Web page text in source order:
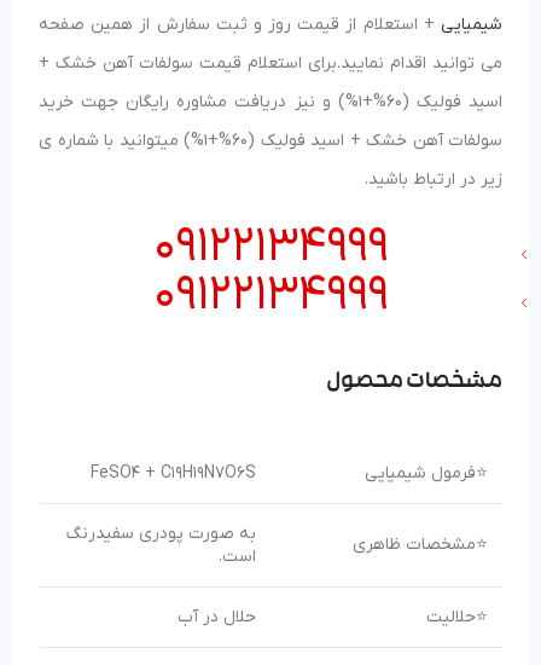
شیمیایی + استعلام از قیمت روز و ثبت سفارش از همین صفحه
می توانید اقدام نمایید.برای استعلام قیمت سولفات آهن خشک +
اسید فولیک (60%+1%) و نیز دریافت مشاوره رایگان جهت خرید
سولفات آهن خشک + اسید فولیک (60%+1%) میتوانید با شماره ی
زیر در ارتباط باشید.
09122134999
09122134999
مشخصات محصول
⭐فرمول شیمیایی FeSO4 + C19H19N7O6S
⭐مشخصات ظاهری
به صورت پودری سفیدرنگ
است.
⭐حلالیت حلال در آب